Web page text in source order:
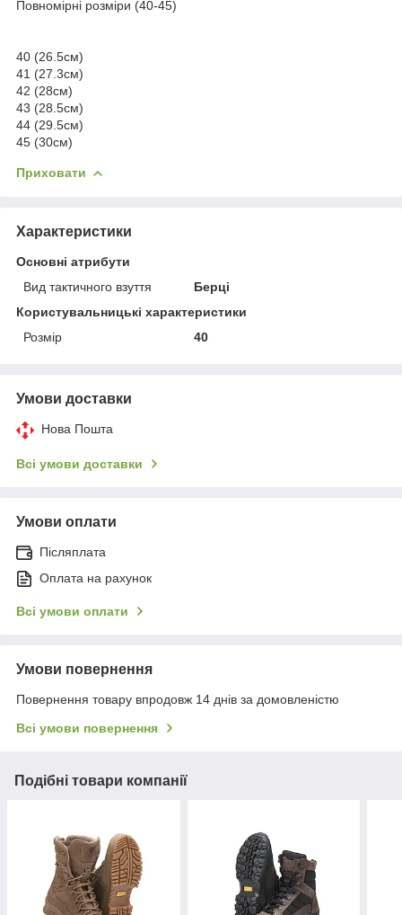
Повномірні розміри (40-45)
40 (26.5см)
41 (27.3см)
42 (28см)
43 (28.5см)
44 (29.5см)
45 (30см)
Приховати
Характеристики
Основні атрибути
Вид тактичного взуття
Берці
Користувальницькі характеристики
Розмір
40
Умови доставки
Нова Пошта
Всі умови доставки
Умови оплати
Післяплата
Оплата на рахунок
Всі умови оплати
Умови повернення
Повернення товару впродовж 14 днів за домовленістю
Всі умови повернення
Подібні товари компанії